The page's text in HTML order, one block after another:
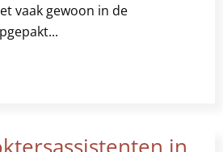
vaak gewoon in de